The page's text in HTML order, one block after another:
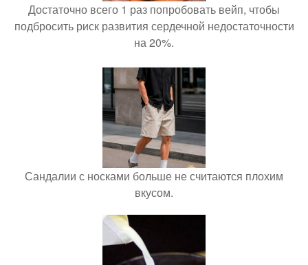
Достаточно всего 1 раз попробовать вейп, чтобы
подбросить риск развития сердечной недостаточности
на 20%.
Сандалии с носками больше не считаются плохим
вкусом.